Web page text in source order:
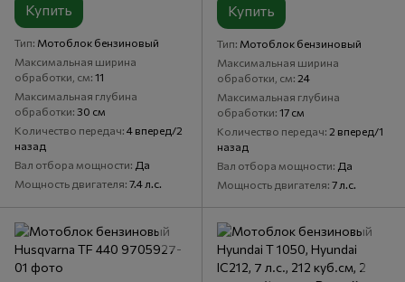
Купить
Тип Мотоблок бензиновый
Максимальная ширина
обработки, см 11
Максимальная глубина
обработки 30 см
Количество передач 4 вперед/2
назад
Вал отбора мощности Да
Мощность двигателя 7.4 л.с.
Купить
Тип Мотоблок бензиновый
Максимальная ширина
обработки, см 24
Максимальная глубина
обработки 17 см
Количество передач 2 вперед/1
назад
Вал отбора мощности Да
Мощность двигателя 7 л.с.